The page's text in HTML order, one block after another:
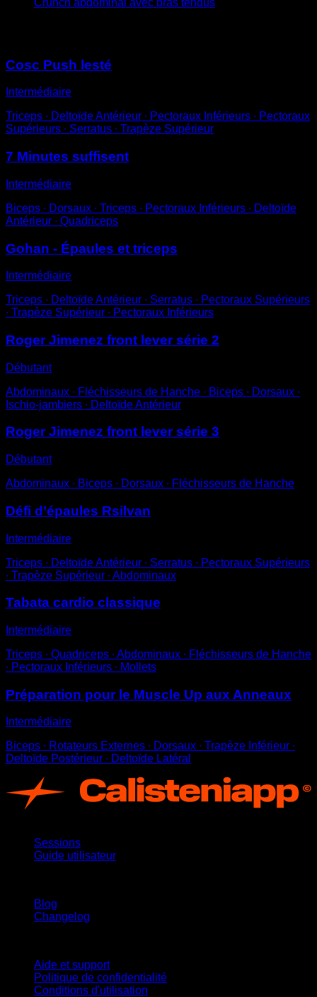
Cosc Push lesté
Intermédiaire
Triceps ∙ Deltoïde Antérieur ∙ Pectoraux Inférieurs ∙ Pectoraux
Supérieurs ∙ Serratus ∙ Trapèze Supérieur
7 Minutes suffisent
Intermédiaire
Biceps ∙ Dorsaux ∙ Triceps ∙ Pectoraux Inférieurs ∙ Deltoïde
Antérieur ∙ Quadriceps
Gohan - Épaules et triceps
Intermédiaire
Triceps ∙ Deltoïde Antérieur ∙ Serratus ∙ Pectoraux Supérieurs
∙ Trapèze Supérieur ∙ Pectoraux Inférieurs
Roger Jimenez front lever série 2
Débutant
Abdominaux ∙ Fléchisseurs de Hanche ∙ Biceps ∙ Dorsaux ∙
Ischio-jambiers ∙ Deltoïde Antérieur
Roger Jimenez front lever série 3
Débutant
Abdominaux ∙ Biceps ∙ Dorsaux ∙ Fléchisseurs de Hanche
Défi d’épaules Rsilvan
Intermédiaire
Triceps ∙ Deltoïde Antérieur ∙ Serratus ∙ Pectoraux Supérieurs
∙ Trapèze Supérieur ∙ Abdominaux
Tabata cardio classique
Intermédiaire
Triceps ∙ Quadriceps ∙ Abdominaux ∙ Fléchisseurs de Hanche
∙ Pectoraux Inférieurs ∙ Mollets
Préparation pour le Muscle Up aux Anneaux
Intermédiaire
Biceps ∙ Rotateurs Externes ∙ Dorsaux ∙ Trapèze Inférieur ∙
Deltoïde Postérieur ∙ Deltoïde Latéral
Sessions
Guide utilisateur
Blog
Changelog
Aide et support
Politique de confidentialité
Conditions d'utilisation